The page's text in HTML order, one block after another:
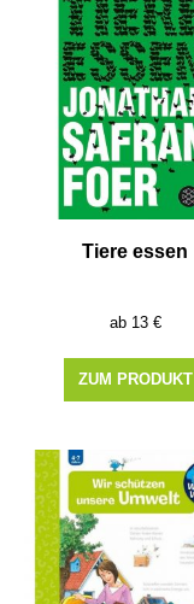
Tiere essen
13 €
ZUM PRODUKT